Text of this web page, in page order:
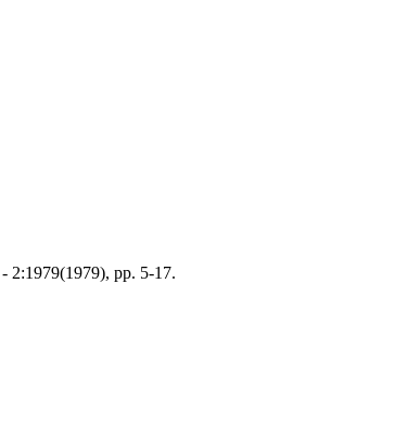
2:1979(1979), pp. 5-17.